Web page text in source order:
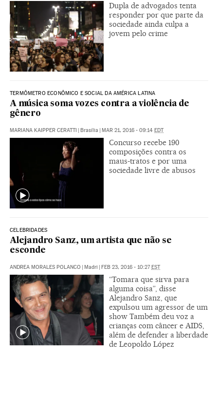
Dupla de advogados tenta
responder por que parte da
sociedade ainda culpa a
jovem pelo crime
TERMÔMETRO ECONÔMICO E SOCIAL DA AMÉRICA LATINA
A música soma vozes contra a violência de
gênero
MARIANA KAIPPER CERATTI | Brasília | MAR 21, 2016 - 09:14 EDT
Concurso recebe 190
composições contra os
maus-tratos e por uma
sociedade livre de abusos
CELEBRIDADES
Alejandro Sanz, um artista que não se
esconde
ANDREA MORALES POLANCO | Madri | FEB 23, 2016 - 10:27EST
“Tomara que sirva para
alguma coisa”, disse
Alejandro Sanz, que
expulsou um agressor de um
show Também deu voz a
crianças com câncer e AIDS,
além de defender a liberdade
de Leopoldo López